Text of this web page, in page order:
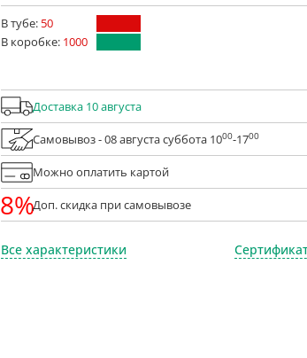
В тубе: 50
В коробке: 1000
Доставка 10 августа
Самовывоз - 08 августа суббота 1000-1700
Можно оплатить картой
8%Доп. скидка при самовывозе
Все характеристики